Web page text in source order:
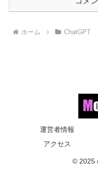
ホーム ChatGPT
運営者情報
アクセス
© 2025